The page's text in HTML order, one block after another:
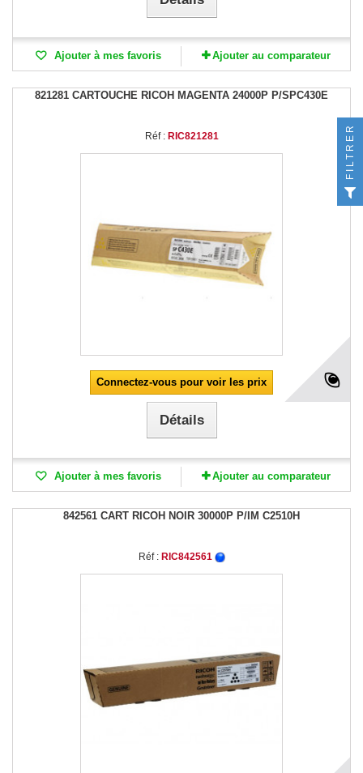
Ajouter à mes favoris Ajouter au comparateur
821281 CARTOUCHE RICOH MAGENTA 24000P P/SPC430E
Réf : RIC821281
Connectez-vous pour voir les prix
Détails
Ajouter à mes favoris Ajouter au comparateur
842561 CART RICOH NOIR 30000P P/IM C2510H
Réf : RIC842561
FILTRER